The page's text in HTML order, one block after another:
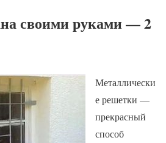
своими руками — 2
Металлически
е решетки —
прекрасный
способ